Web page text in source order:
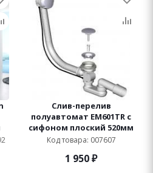
Слив-перелив
полуавтомат ЕМ601TR с
сифоном плоский 520мм
Код товара: 007607
1 950₽